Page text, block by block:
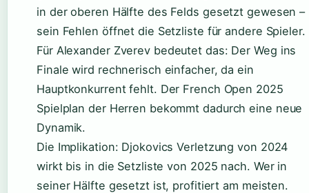
in der oberen Hälfte des Felds gesetzt gewesen –
sein Fehlen öffnet die Setzliste für andere Spieler.
Für Alexander Zverev bedeutet das: Der Weg ins
Finale wird rechnerisch einfacher, da ein
Hauptkonkurrent fehlt. Der French Open 2025
Spielplan der Herren bekommt dadurch eine neue
Dynamik.
Die Implikation: Djokovics Verletzung von 2024
wirkt bis in die Setzliste von 2025 nach. Wer in
seiner Hälfte gesetzt ist, profitiert am meisten.